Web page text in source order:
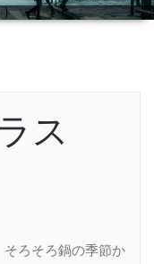
)
ス
ろそろ鍋の季節か